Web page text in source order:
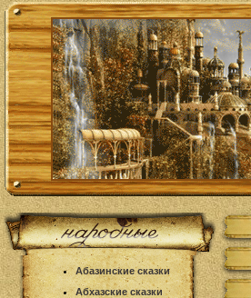
Абазинские сказки
Абхазские сказки